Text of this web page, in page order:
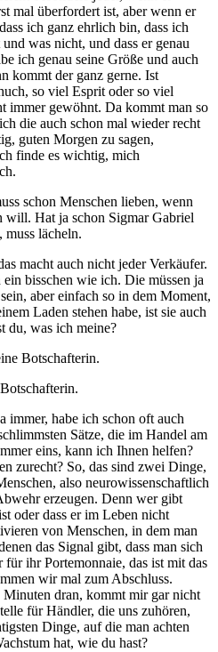
mal überfordert ist, aber wenn er
ich ganz ehrlich bin, dass ich
was nicht, und dass er genau
ich genau seine Größe und auch
kommt der ganz gerne. Ist
so viel Esprit oder so viel
immer gewöhnt. Da kommt man so
die auch schon mal wieder recht
guten Morgen zu sagen,
finde es wichtig, mich
schon Menschen lieben, wenn
will. Hat ja schon Sigmar Gabriel
lächeln.
macht auch nicht jeder Verkäufer.
bisschen wie ich. Die müssen ja
aber einfach so in dem Moment,
Laden stehen habe, ist sie auch
du, was ich meine?
Botschafterin.
immer, habe ich schon oft auch
Sätze, die im Handel am
eins, kann ich Ihnen helfen?
zurecht? So, das sind zwei Dinge,
also neurowissenschaftlich
erzeugen. Denn wer gibt
oder dass er im Leben nicht
von Menschen, in dem man
das Signal gibt, dass man sich
ihr Portemonnaie, das ist mit das
wir mal zum Abschluss.
dran, kommt mir gar nicht
für Händler, die uns zuhören,
Dinge, auf die man achten
hat, wie du hast?